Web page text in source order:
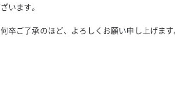
います。
卒ご了承のほど、よろしくお願い申し上げます